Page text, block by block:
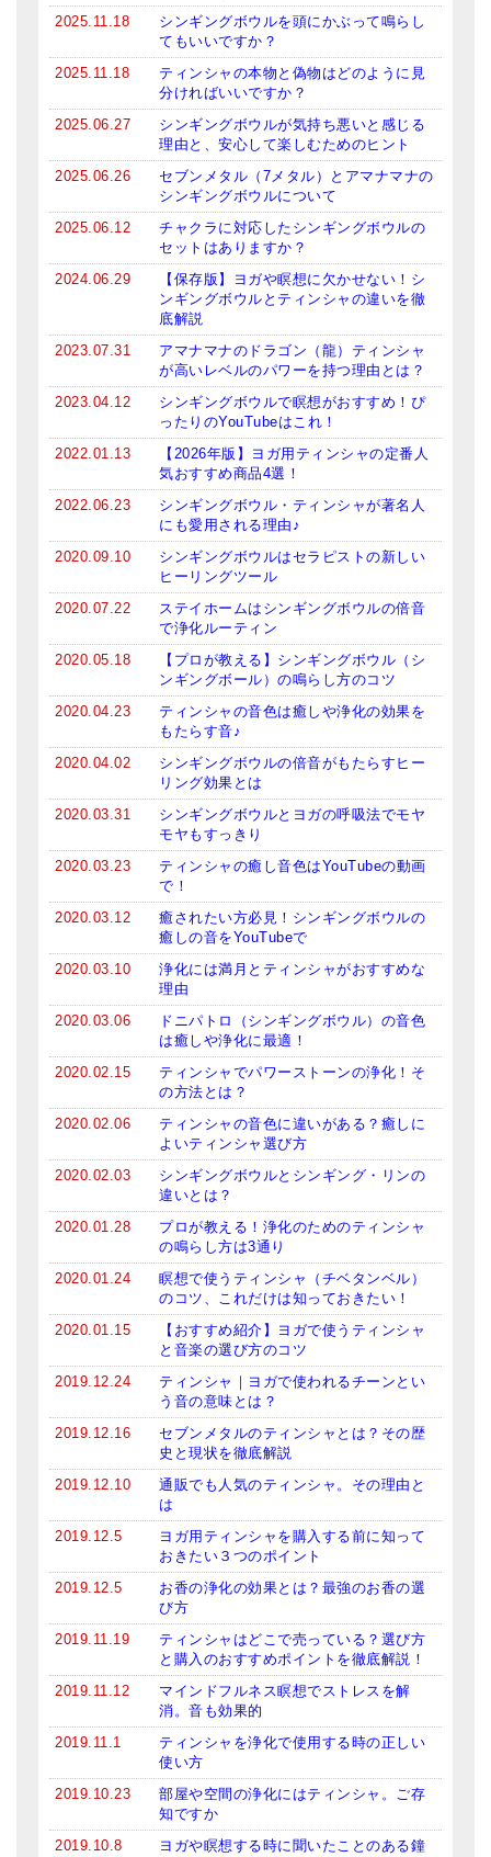
お香定期購入（ラクとくサブスク）
チベット高僧のオラクルカード
シンギングボウル入門本・CD
アウトレット
オリジナルグッズ
神々とつながるジュエリー
ヒーリング・マンダラポスター
ロゴステッカー・ポストカード各種
亡命チベット人尼僧のお守り・チャーム
チベット・マントラ・ヒーリングCD
ギフトラッピング
シンギングボウル講座
倍音呼吸法レッスン
中級講座
上級講座
ビギナー講師・養成講座
アマナマナとは
お客様の声
ブログ
特商法の表記
2025.11.18
シンギングボウルを頭にかぶって鳴らし
てもいいですか？
2025.11.18
ティンシャの本物と偽物はどのように見
分ければいいですか？
2025.06.27
シンギングボウルが気持ち悪いと感じる
理由と、安心して楽しむためのヒント
2025.06.26
セブンメタル（7メタル）とアマナマナの
シンギングボウルについて
2025.06.12
チャクラに対応したシンギングボウルの
セットはありますか？
2024.06.29
【保存版】ヨガや瞑想に欠かせない！シ
ンギングボウルとティンシャの違いを徹
底解説
2023.07.31
アマナマナのドラゴン（龍）ティンシャ
が高いレベルのパワーを持つ理由とは？
2023.04.12
シンギングボウルで瞑想がおすすめ！ぴ
ったりのYouTubeはこれ！
2022.01.13
【2026年版】ヨガ用ティンシャの定番人
気おすすめ商品4選！
2022.06.23
シンギングボウル・ティンシャが著名人
にも愛用される理由♪
2020.09.10
シンギングボウルはセラピストの新しい
ヒーリングツール
2020.07.22
ステイホームはシンギングボウルの倍音
で浄化ルーティン
2020.05.18
【プロが教える】シンギングボウル（シ
ンギングボール）の鳴らし方のコツ
2020.04.23
ティンシャの音色は癒しや浄化の効果を
もたらす音♪
2020.04.02
シンギングボウルの倍音がもたらすヒー
リング効果とは
2020.03.31
シンギングボウルとヨガの呼吸法でモヤ
モヤもすっきり
2020.03.23
ティンシャの癒し音色はYouTubeの動画
で！
2020.03.12
癒されたい方必見！シンギングボウルの
癒しの音をYouTubeで
2020.03.10
浄化には満月とティンシャがおすすめな
理由
2020.03.06
ドニパトロ（シンギングボウル）の音色
は癒しや浄化に最適！
2020.02.15
ティンシャでパワーストーンの浄化！そ
の方法とは？
2020.02.06
ティンシャの音色に違いがある？癒しに
よいティンシャ選び方
2020.02.03
シンギングボウルとシンギング・リンの
違いとは？
2020.01.28
プロが教える！浄化のためのティンシャ
の鳴らし方は3通り
2020.01.24
瞑想で使うティンシャ（チベタンベル）
のコツ、これだけは知っておきたい！
2020.01.15
【おすすめ紹介】ヨガで使うティンシャ
と音楽の選び方のコツ
2019.12.24
ティンシャ｜ヨガで使われるチーンとい
う音の意味とは？
2019.12.16
セブンメタルのティンシャとは？その歴
史と現状を徹底解説
2019.12.10
通販でも人気のティンシャ。その理由と
は
2019.12.5
ヨガ用ティンシャを購入する前に知って
おきたい３つのポイント
2019.12.5
お香の浄化の効果とは？最強のお香の選
び方
2019.11.19
ティンシャはどこで売っている？選び方
と購入のおすすめポイントを徹底解説！
2019.11.12
マインドフルネス瞑想でストレスを解
消。音も効果的
2019.11.1
ティンシャを浄化で使用する時の正しい
使い方
2019.10.23
部屋や空間の浄化にはティンシャ。ご存
知ですか
2019.10.8
ヨガや瞑想する時に聞いたことのある鐘